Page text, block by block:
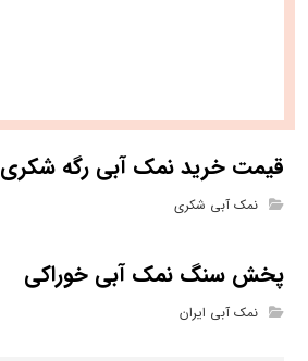
قیمت خرید نمک آبی رگه شکری
نمک آبی شکری
پخش سنگ نمک آبی خوراکی
نمک آبی ایران